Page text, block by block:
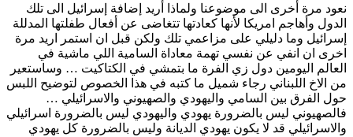
نعود مرة أخرى الى موضوعنا ولماذا أريد إضافة إسرائيل الى تلك
الدول وأهاجم امريكا لأنها كعادتها تتغاضى عن أفعال طفلتها المدللة
إسرائيل وما دليلي على مزاعمي تلك ولكن قبل ان استمر اريد مرة
اخرى ان انفي عن نفسي تهمة معاداة السامية اللي ماشية في
العالم اليومين دول زي الفرة ما بتمشي في الكتاكيت … وساستعير
من الاخ اللبناني رجاء شميل ما كتبه في هذا الخصوص لتوضيح اللبس
حول الفرق بين السامي واليهودي والصهيوني والاسرائيلي …
فالصهيوني ليس بالضرورة يهودي واليهودي ليس بالضرورة اسرائيلي
والاسرائيلي قد لا يكون يهودي الديانة وليس بالضرورة كل يهودي